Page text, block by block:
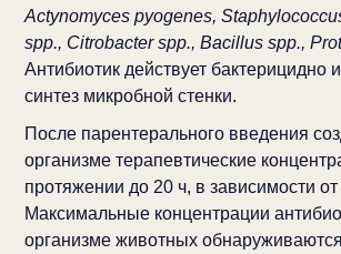
Actynomyces pyogenes,
spp., Citrobacter spp., Bacillus spp.,
Антибиотик действует бактерицидно
синтез микробной стенки.
После парентерального введения
организме терапевтические
протяжении до 20 ч, в зависимости
Максимальные концентрации
организме животных